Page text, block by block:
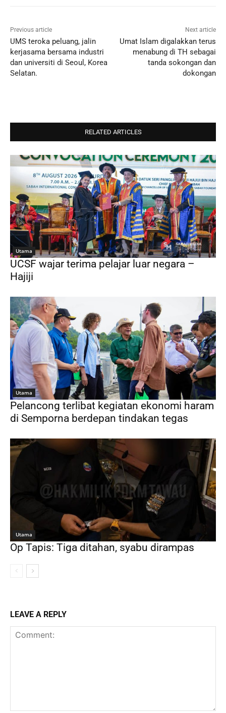
Previous article
UMS teroka peluang, jalin
kerjasama bersama industri
dan universiti di Seoul, Korea
Selatan.
Next article
Umat Islam digalakkan terus
menabung di TH sebagai
tanda sokongan dan
dokongan
RELATED ARTICLES
Utama
UCSF wajar terima pelajar luar negara –
Hajiji
Utama
Pelancong terlibat kegiatan ekonomi haram
di Semporna berdepan tindakan tegas
Utama
Op Tapis: Tiga ditahan, syabu dirampas
LEAVE A REPLY